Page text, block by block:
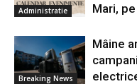
Administratie
Mari,
Breaking News
Mâine